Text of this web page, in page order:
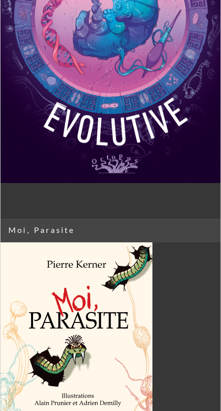
Moi, Parasite